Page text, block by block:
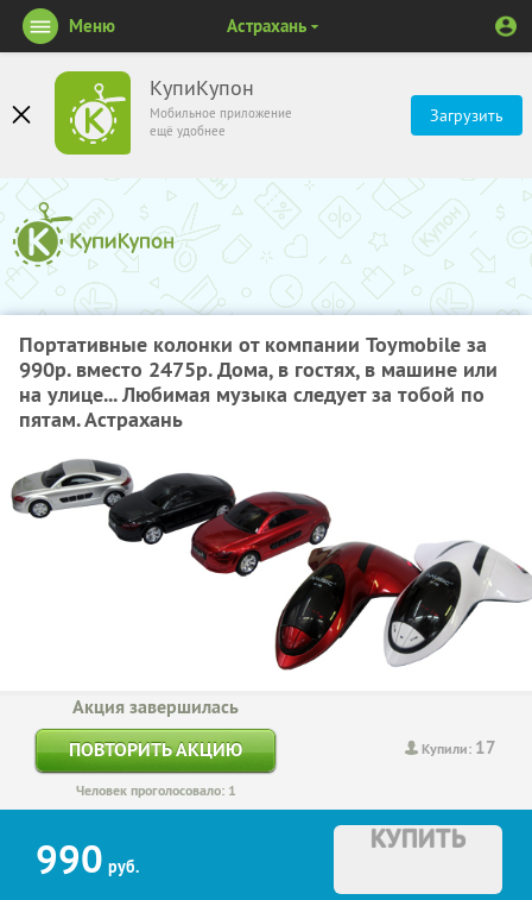
КупиКупон
Мобильное приложение
ещё удобнее
Загрузить
Меню Астрахань
Портативные колонки от компании Toymobile за
990р. вместо 2475р. Дома, в гостях, в машине или
на улице... Любимая музыка следует за тобой по
пятам. Астрахань
Купили: 17
Акция завершилась
ПОВТОРИТЬ АКЦИЮ
Человек проголосовало: 1
990 руб.
КУПИТЬ